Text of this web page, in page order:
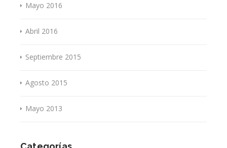
Mayo 2016
Abril 2016
Septiembre 2015
Agosto 2015
Mayo 2013